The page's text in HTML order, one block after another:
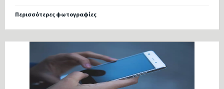
Περισσότερες φωτογραφίες